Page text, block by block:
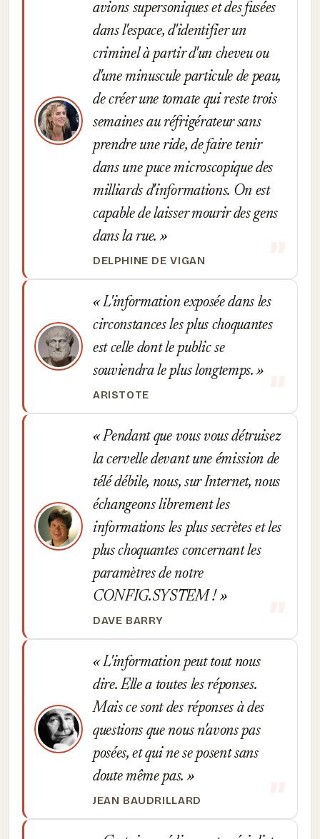
avions supersoniques et des fusées
dans l'espace, d'identifier un
criminel à partir d'un cheveu ou
d'une minuscule particule de peau,
de créer une tomate qui reste trois
semaines au réfrigérateur sans
prendre une ride, de faire tenir
dans une puce microscopique des
milliards d'informations. On est
capable de laisser mourir des gens
dans la rue.
DELPHINE DE VIGAN
L'information exposée dans les
circonstances les plus choquantes
est celle dont le public se
souviendra le plus longtemps.
ARISTOTE
Pendant que vous vous détruisez
la cervelle devant une émission de
télé débile, nous, sur Internet, nous
échangeons librement les
informations les plus secrètes et les
plus choquantes concernant les
paramètres de notre
CONFIG.SYSTEM !
DAVE BARRY
L'information peut tout nous
dire. Elle a toutes les réponses.
Mais ce sont des réponses à des
questions que nous n'avons pas
posées, et qui ne se posent sans
doute même pas.
JEAN BAUDRILLARD